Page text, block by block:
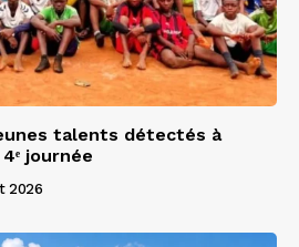
talents détectés à
journée
2026